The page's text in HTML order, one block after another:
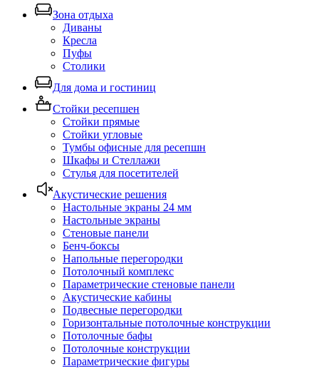
Зона отдыха
Диваны
Кресла
Пуфы
Столики
Для дома и гостиниц
Стойки ресепшен
Стойки прямые
Стойки угловые
Тумбы офисные для ресепшн
Шкафы и Стеллажи
Стулья для посетителей
Акустические решения
Настольные экраны 24 мм
Настольные экраны
Стеновые панели
Бенч-боксы
Напольные перегородки
Потолочный комплекс
Параметрические стеновые панели
Акустические кабины
Подвесные перегородки
Горизонтальные потолочные конструкции
Потолочные бафы
Потолочные конструкции
Параметрические фигуры